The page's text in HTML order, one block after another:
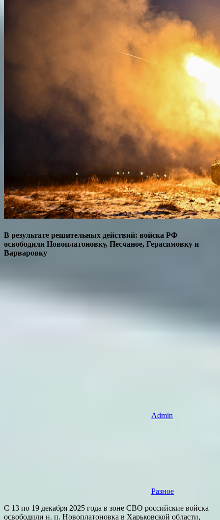
В результате решительных действий: войска РФ
освободили Новоплатоновку, Песчаное, Герасимовку и
Варваровку
Admin
Разное
С 13 по 19 декабря 2025 года в зоне СВО российские войска
освободили н. п. Новоплатоновка в Харьковской области,